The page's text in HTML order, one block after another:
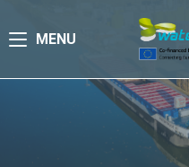
MENU